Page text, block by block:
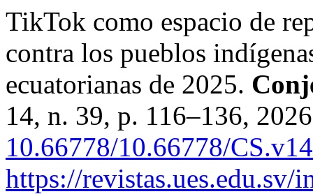
TikTok como espacio de
contra los pueblos
ecuatorianas de 2025.
14, n. 39, p. 116–136,
10.66778/10.66778/
https://